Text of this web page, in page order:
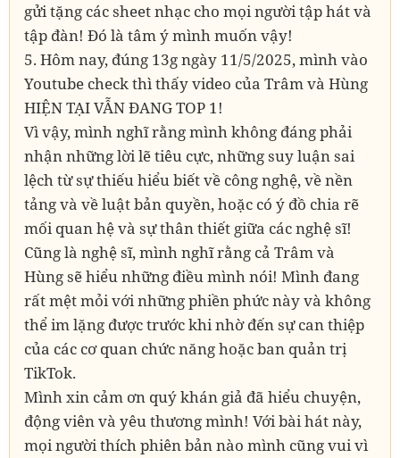
gửi tặng các sheet nhạc cho mọi người tập hát và
tập đàn! Đó là tâm ý mình muốn vậy!
5. Hôm nay, đúng 13g ngày 11/5/2025, mình vào
Youtube check thì thấy video của Trâm và Hùng
HIỆN TẠI VẪN ĐANG TOP 1!
Vì vậy, mình nghĩ rằng mình không đáng phải
nhận những lời lẽ tiêu cực, những suy luận sai
lệch từ sự thiếu hiểu biết về công nghệ, về nền
tảng và về luật bản quyền, hoặc có ý đồ chia rẽ
mối quan hệ và sự thân thiết giữa các nghệ sĩ!
Cũng là nghệ sĩ, mình nghĩ rằng cả Trâm và
Hùng sẽ hiểu những điều mình nói! Mình đang
rất mệt mỏi với những phiền phức này và không
thể im lặng được trước khi nhờ đến sự can thiệp
của các cơ quan chức năng hoặc ban quản trị
TikTok.
Mình xin cảm ơn quý khán giả đã hiểu chuyện,
động viên và yêu thương mình! Với bài hát này,
mọi người thích phiên bản nào mình cũng vui vì